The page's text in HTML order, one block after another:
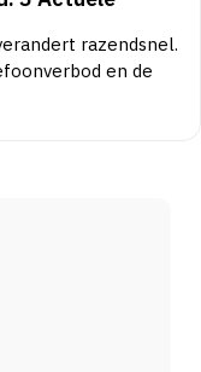
razendsnel.
en de